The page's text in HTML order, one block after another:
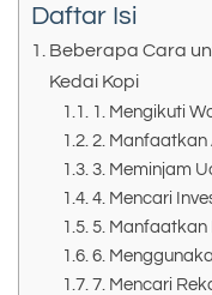
Daftar Isi
Beberapa Cara
Kedai Kopi
1. Mengikuti
2. Manfaatkan
3. Meminjam
4. Mencari
5. Manfaatkan
6.
7. Mencari